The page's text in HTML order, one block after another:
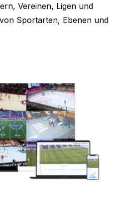
Vereinen, Ligen und
Sportarten, Ebenen und